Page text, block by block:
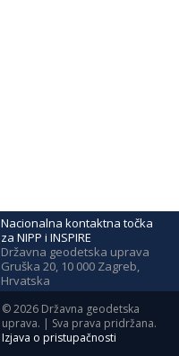
Nacionalna kontaktna točka
za NIPP i INSPIRE
Državna geodetska uprava
Gruška 20, 10 000 Zagreb,
Hrvatska
©2026 Državna geodetska
uprava. | Sva prava pridržana.
Izjava o pristupačnosti